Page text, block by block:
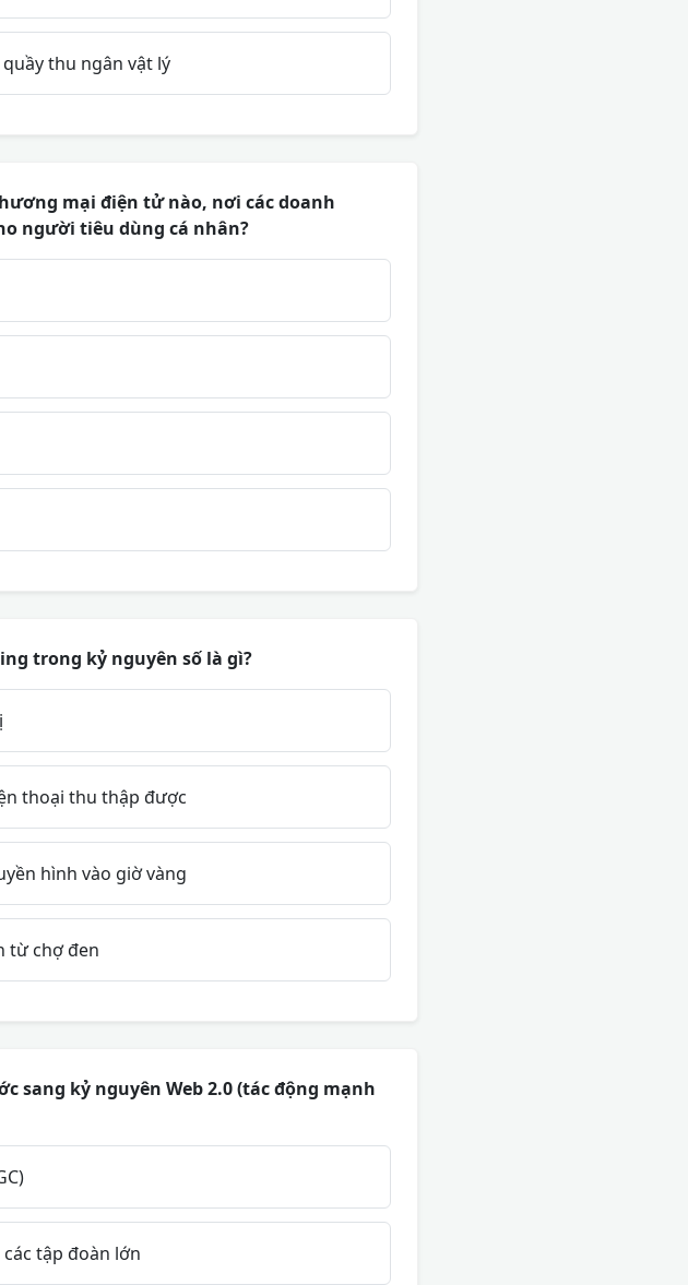
thu ngân vật lý
mại điện tử nào, nơi các doanh
người tiêu dùng cá nhân?
trong kỷ nguyên số là gì?
thoại thu thập được
hình vào giờ vàng
từ chợ đen
sang kỷ nguyên Web 2.0 (tác động mạnh
tập đoàn lớn